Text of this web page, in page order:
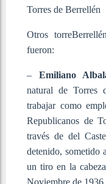
Torres de Berrellén
Otros
fueron:
– Emiliano
natural de Torres
trabajar como
Republicanos de
través de del
detenido, sometido
un tiro en la
Noviembre de 1936.